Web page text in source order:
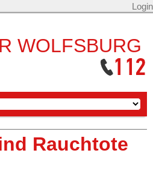
Login
WOLFSBURG
Rauchtote